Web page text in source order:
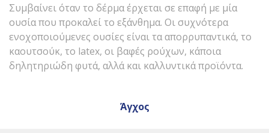
Συμβαίνει όταν το δέρμα έρχεται σε επαφή με μία
ουσία που προκαλεί το εξάνθημα. Οι συχνότερα
ενοχοποιούμενες ουσίες είναι τα απορρυπαντικά, το
καουτσούκ, το latex, οι βαφές ρούχων, κάποια
δηλητηριώδη φυτά, αλλά και καλλυντικά προϊόντα.
Άγχος